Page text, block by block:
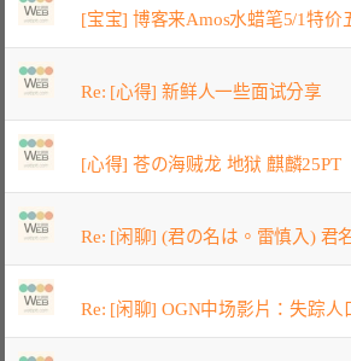
[宝宝] 博客来Amos水蜡笔5/1特价
Re: [心得] 新鲜人一些面试分享
[心得] 苍の海贼龙 地狱 麒麟25PT
Re: [闲聊] (君の名は。雷慎入) 君
Re: [闲聊] OGN中场影片：失踪人